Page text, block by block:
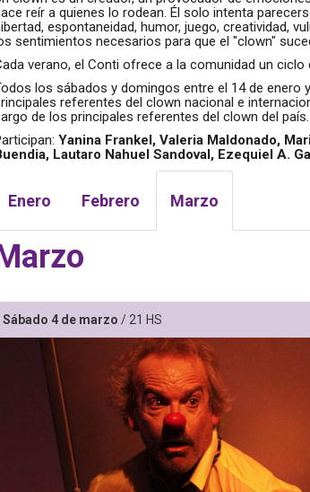
reír a quienes lo rodean. Él solo intenta
espontaneidad, humor, juego, creatividad,
sentimientos necesarios para que el "clown"
verano, el Conti ofrece a la comunidad un
los sábados y domingos entre el 14 de enero
referentes del clown nacional e
de los principales referentes del clown del país.
Yanina Frankel, Valeria Maldonado,
Lautaro Nahuel Sandoval, Ezequiel A.
Enero Febrero Marzo
Sábado 4 de marzo / 21 HS